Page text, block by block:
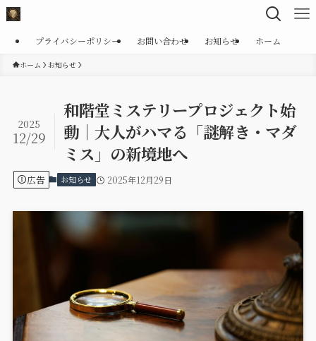
プライバシーポリシー お問い合わせ お知らせ ホーム
ホーム お知らせ
和階堂ミステリープロジェクト始
動｜大人がハマる「謎解き・マダ
ミス」の新境地へ
2025
12/29
広告 お知らせ 2025年12月29日